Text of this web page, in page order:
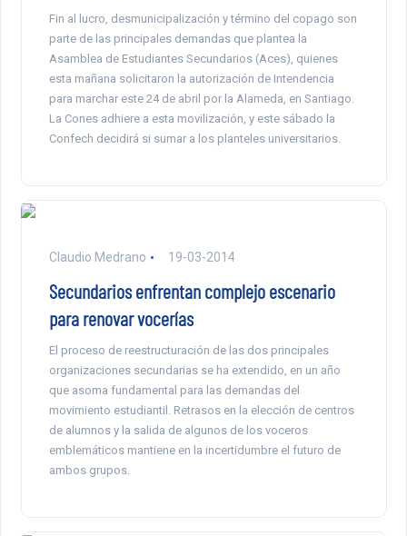
Fin al lucro, desmunicipalización y término del copago son
parte de las principales demandas que plantea la
Asamblea de Estudiantes Secundarios (Aces), quienes
esta mañana solicitaron la autorización de Intendencia
para marchar este 24 de abril por la Alameda, en Santiago.
La Cones adhiere a esta movilización, y este sábado la
Confech decidirá si sumar a los planteles universitarios.
Claudio Medrano 19-03-2014
Secundarios enfrentan complejo escenario
para renovar vocerías
El proceso de reestructuración de las dos principales
organizaciones secundarias se ha extendido, en un año
que asoma fundamental para las demandas del
movimiento estudiantil. Retrasos en la elección de centros
de alumnos y la salida de algunos de los voceros
emblemáticos mantiene en la incertidumbre el futuro de
ambos grupos.